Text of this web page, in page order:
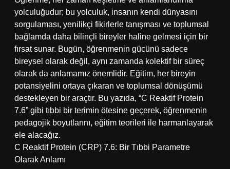
yolculuğudur; bu yolculuk, insanın kendi dünyasını
sorgulaması, yenilikçi fikirlerle tanışması ve toplumsal
bağlamda daha bilinçli bireyler haline gelmesi için bir
fırsat sunar. Bugün, öğrenmenin gücünü sadece
bireysel olarak değil, aynı zamanda kolektif bir süreç
olarak da anlamamız önemlidir. Eğitim, her bireyin
potansiyelini ortaya çıkaran ve toplumsal dönüşümü
destekleyen bir araçtır. Bu yazıda, “C Reaktif Protein
7.6” gibi tıbbi bir terimin ötesine geçerek, öğrenmenin
pedagojik boyutlarını, eğitim teorileri ile harmanlayarak
ele alacağız.
C Reaktif Protein (CRP) 7.6: Bir Tıbbi Parametre
Olarak Anlamı